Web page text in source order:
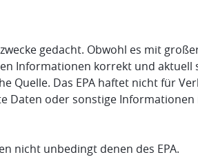
gedacht. Obwohl es mit
Informationen korrekt und aktuell
Quelle. Das EPA haftet nicht für
Daten oder sonstige Informationen
nicht unbedingt denen des EPA.